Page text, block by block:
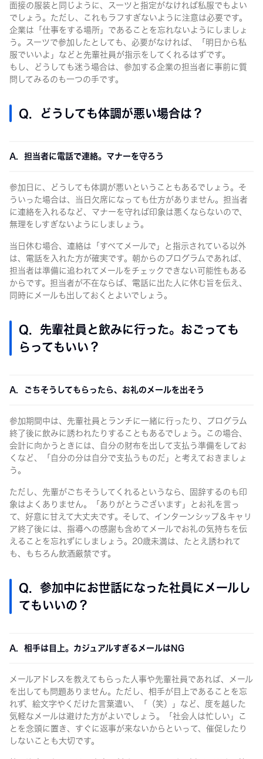
面接の服装と同じように、スーツと指定がなければ私服でもよい
でしょう。ただし、これもラフすぎないように注意は必要です。
企業は「仕事をする場所」であることを忘れないようにしましょ
う。スーツで参加したとしても、必要がなければ、「明日から私
服でいいよ」などと先輩社員が指示をしてくれるはずです。
もし、どうしても迷う場合は、参加する企業の担当者に事前に質
問してみるのも一つの手です。
Q. どうしても体調が悪い場合は？
A. 担当者に電話で連絡。マナーを守ろう
参加日に、どうしても体調が悪いということもあるでしょう。そ
ういった場合は、当日欠席になっても仕方がありません。担当者
に連絡を入れるなど、マナーを守れば印象は悪くならないので、
無理をしすぎないようにしましょう。
当日休む場合、連絡は「すべてメールで」と指示されている以外
は、電話を入れた方が確実です。朝からのプログラムであれば、
担当者は準備に追われてメールをチェックできない可能性もある
からです。担当者が不在ならば、電話に出た人に休む旨を伝え、
同時にメールも出しておくとよいでしょう。
Q. 先輩社員と飲みに行った。おごっても
らってもいい？
A. ごちそうしてもらったら、お礼のメールを出そう
参加期間中は、先輩社員とランチに一緒に行ったり、プログラム
終了後に飲みに誘われたりすることもあるでしょう。この場合、
会計に向かうときには、自分の財布を出して支払う準備をしてお
くなど、「自分の分は自分で支払うものだ」と考えておきましょ
う。
ただし、先輩がごちそうしてくれるというなら、固辞するのも印
象はよくありません。「ありがとうございます」とお礼を言っ
て、好意に甘えて大丈夫です。そして、インターンシップ＆キャリ
ア終了後には、指導への感謝も含めてメールでお礼の気持ちを伝
えることを忘れずにしましょう。20歳未満は、たとえ誘われて
も、もちろん飲酒厳禁です。
Q. 参加中にお世話になった社員にメールし
てもいいの？
A. 相手は目上。カジュアルすぎるメールはNG
メールアドレスを教えてもらった人事や先輩社員であれば、メール
を出しても問題ありません。ただし、相手が目上であることを忘
れず、絵文字やくだけた言葉遣い、「（笑）」など、度を越した
気軽なメールは避けた方がよいでしょう。「社会人は忙しい」こ
とを念頭に置き、すぐに返事が来ないからといって、催促したり
しないことも大切です。